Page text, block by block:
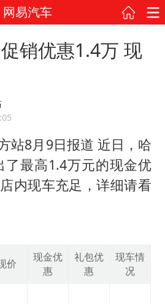
网易汽车
销优惠1.4万 现
站8月9日报道 近日，哈
了最高1.4万元的现金优
内现车充足，详细请看
价
现金优
惠
礼包优
惠
现车情
况